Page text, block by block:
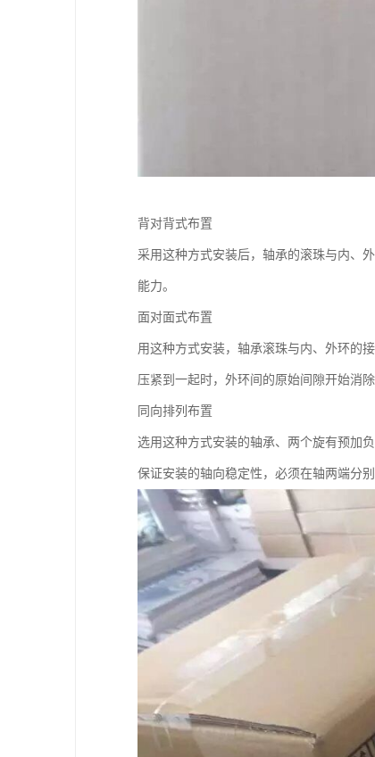
背对背式布置
采用这种方式安装后，轴承的滚珠与内、
能力。
面对面式布置
用这种方式安装，轴承滚珠与内、外环的
压紧到一起时，外环间的原始间隙开始消除
同向排列布置
选用这种方式安装的轴承、两个旋有预加
保证安装的轴向稳定性，必须在轴两端分